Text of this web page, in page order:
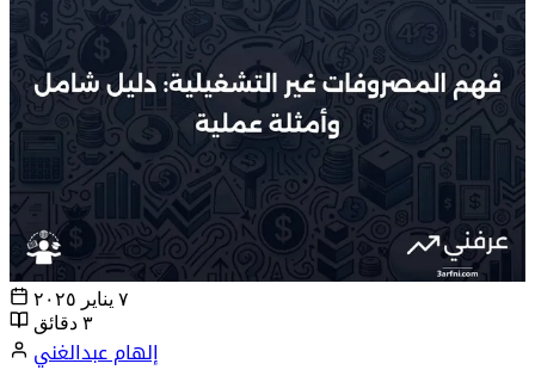
٧ يناير ٢٠٢٥
٣ دقائق
إلهام عبدالغني